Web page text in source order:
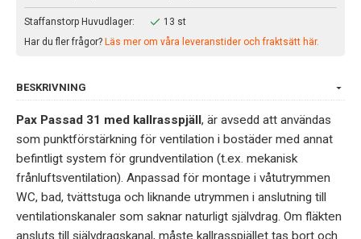
Staffanstorp Huvudlager:
13 st
Har du fler frågor? Läs mer om våra leveranstider och fraktsätt här.
BESKRIVNING
Pax Passad 31 med kallrasspjäll, är avsedd att användas
som punktförstärkning för ventilation i bostäder med annat
befintligt system för grundventilation (t.ex. mekanisk
frånluftsventilation). Anpassad för montage i våtutrymmen
WC, bad, tvättstuga och liknande utrymmen i anslutning till
ventilationskanaler som saknar naturligt självdrag. Om fläkten
ansluts till självdragskanal, måste kallrasspjället tas bort och